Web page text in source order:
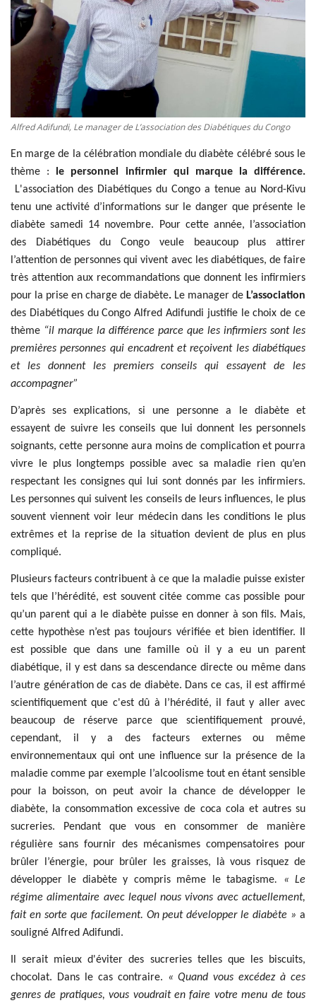
Alfred Adifundi, Le manager de L’association des Diabétiques du Congo
En marge de la célébration mondiale du diabète célébré sous le
thème :
le personnel infirmier qui marque la différence.
L'association des Diabétiques du Congo a tenue au Nord-Kivu
tenu une activité d’informations sur le danger que présente le
diabète samedi 14 novembre. Pour cette année, l’association
des Diabétiques du Congo veule beaucoup plus attirer
l’attention de personnes qui vivent avec les diabétiques, de faire
très attention aux recommandations que donnent les infirmiers
pour la prise en charge de diabète. Le manager de L’association
des Diabétiques du Congo Alfred Adifundi justifie le choix de ce
thème “il marque la différence parce que les infirmiers sont les
premières personnes qui encadrent et reçoivent les diabétiques
et les donnent les premiers conseils qui essayent de les
accompagner”
D’après ses explications, si une personne a le diabète et
essayent de suivre les conseils que lui donnent les personnels
soignants, cette personne aura moins de complication et pourra
vivre le plus longtemps possible avec sa maladie rien qu’en
respectant les consignes qui lui sont donnés par les infirmiers.
Les personnes qui suivent les conseils de leurs influences, le plus
souvent viennent voir leur médecin dans les conditions le plus
extrêmes et la reprise de la situation devient de plus en plus
compliqué.
Plusieurs facteurs contribuent à ce que la maladie puisse exister
tels que l’hérédité, est souvent citée comme cas possible pour
qu’un parent qui a le diabète puisse en donner à son fils. Mais,
cette hypothèse n’est pas toujours vérifiée et bien identifier. Il
est possible que dans une famille où il y a eu un parent
diabétique, il y est dans sa descendance directe ou même dans
l’autre génération de cas de diabète. Dans ce cas, il est affirmé
scientifiquement que c'est dû à l’hérédité, il faut y aller avec
beaucoup de réserve parce que scientifiquement prouvé,
cependant, il y a des facteurs externes ou même
environnementaux qui ont une influence sur la présence de la
maladie comme par exemple l’alcoolisme tout en étant sensible
pour la boisson, on peut avoir la chance de développer le
diabète, la consommation excessive de coca cola et autres su
sucreries. Pendant que vous en consommer de manière
régulière sans fournir des mécanismes compensatoires pour
brûler l’énergie, pour brûler les graisses, là vous risquez de
développer le diabète y compris même le tabagisme. « Le
régime alimentaire avec lequel nous vivons avec actuellement,
fait en sorte que facilement. On peut développer le diabète » a
souligné Alfred Adifundi.
Il serait mieux d'éviter des sucreries telles que les biscuits,
chocolat. Dans le cas contraire.
« Quand vous excédez à ces
genres de pratiques, vous voudrait en faire votre menu de tous